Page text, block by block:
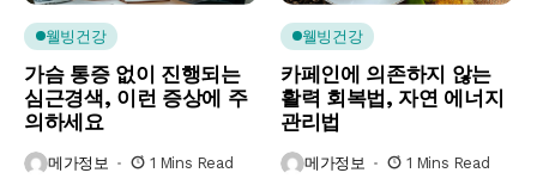
웰빙건강
가슴 통증 없이 진행되는
심근경색, 이런 증상에 주
의하세요
메가정보 1 Mins Read
웰빙건강
카페인에 의존하지 않는
활력 회복법, 자연 에너지
관리법
메가정보 1 Mins Read